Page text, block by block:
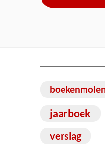
boekenmolen
jaarboek
verslag